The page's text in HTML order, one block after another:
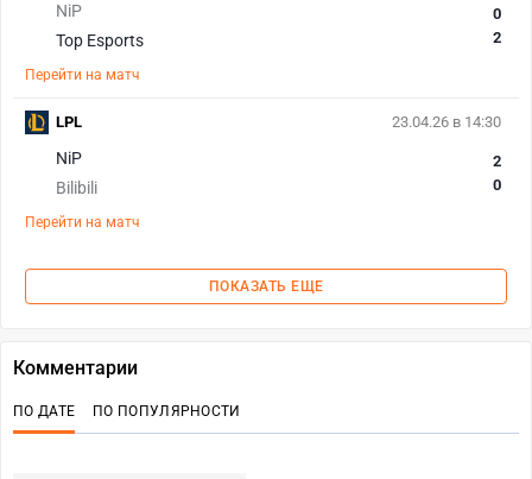
NiP
Top Esports
0
2
Перейти на матч
23.04.26 в 14:30
NiP
Bilibili
2
0
Перейти на матч
LPL
ПОКАЗАТЬ ЕЩЕ
Комментарии
ПО ДАТЕ ПО ПОПУЛЯРНОСТИ